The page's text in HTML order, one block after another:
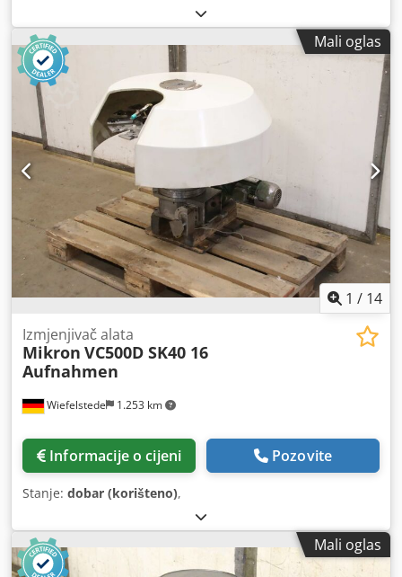
Mali oglas
1 / 14
Wiefelstede 1.253 km
Izmjenjivač alata
Mikron VC500D SK40 16
Aufnahmen
Informacije o cijeni Pozovite
Stanje: dobar (korišteno),
Mali oglas